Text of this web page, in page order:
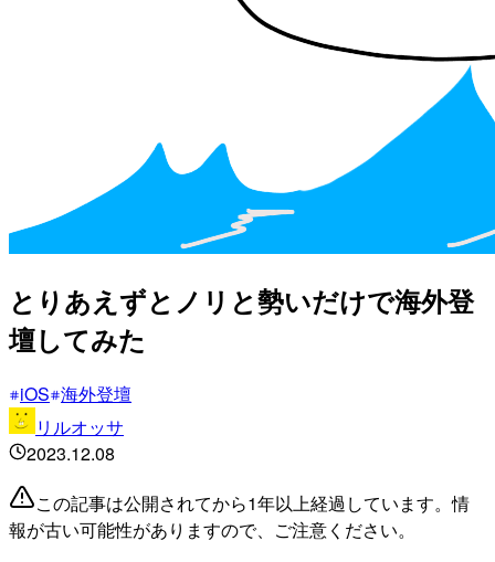
とりあえずとノリと勢いだけで海外登
壇してみた
iOS 海外登壇
リルオッサ
2023.12.08
この記事は公開されてから1年以上経過しています。情
報が古い可能性がありますので、ご注意ください。